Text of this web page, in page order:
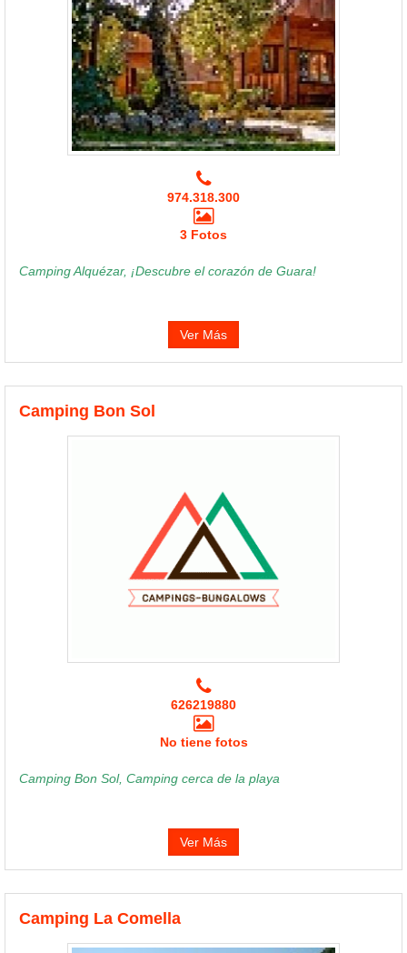
974.318.300
3 Fotos
Camping Alquézar, ¡Descubre el corazón de Guara!
Ver Más
Camping Bon Sol
626219880
No tiene fotos
Camping Bon Sol, Camping cerca de la playa
Ver Más
Camping La Comella